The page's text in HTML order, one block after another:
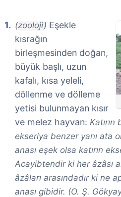
(zooloji) Eşekle
kısrağın
birleşmesinden doğan,
büyük başlı, uzun
kafalı, kısa yeleli,
döllenme ve dölleme
yetisi bulunmayan kısır
ve melez hayvan: Katırın
ekseriya benzer yanı ata
anası eşek olsa katırın
Acayibtendir ki her âzâsı
âzâları arasındadır ki ne
anası gibidir. (O. Ş.